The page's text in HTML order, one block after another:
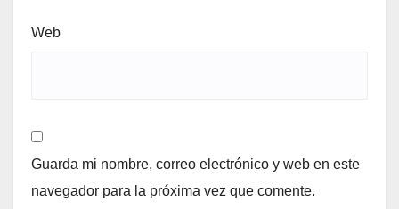
Web
Guarda mi nombre, correo electrónico y web en este
navegador para la próxima vez que comente.